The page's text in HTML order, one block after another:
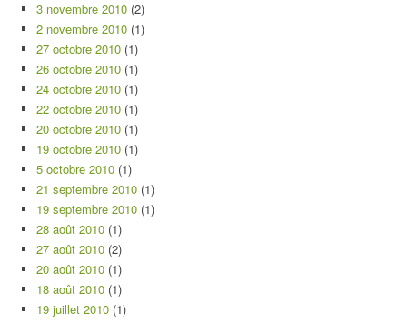
3 novembre 2010 (2)
2 novembre 2010 (1)
27 octobre 2010 (1)
26 octobre 2010 (1)
24 octobre 2010 (1)
22 octobre 2010 (1)
20 octobre 2010 (1)
19 octobre 2010 (1)
5 octobre 2010 (1)
21 septembre 2010 (1)
19 septembre 2010 (1)
28 août 2010 (1)
27 août 2010 (2)
20 août 2010 (1)
18 août 2010 (1)
19 juillet 2010 (1)